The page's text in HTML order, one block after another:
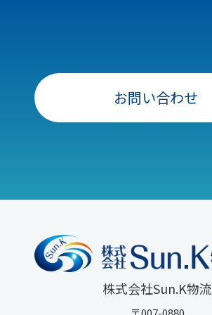
お問い合わせ
株式会社sun.k物流